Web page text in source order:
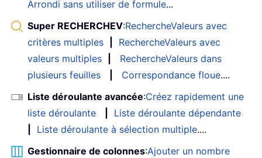
Arrondi sans utiliser de formule...
Super RECHERCHEV:RechercheValeurs avec
critères multiples
RechercheValeurs avec
valeurs multiples
RechercheValeurs dans
plusieurs feuilles
Correspondance floue....
Liste déroulante avancée:Créez rapidement une
liste déroulante
Liste déroulante dépendante
Liste déroulante à sélection multiple....
Gestionnaire de colonnes:Ajouter un nombre